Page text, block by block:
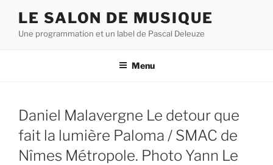
contenu
LE SALON DE MUSIQUE
Une programmation et un label de Pascal Deleuze
Menu
Daniel Malavergne Le detour que
fait la lumière Paloma / SMAC de
Nîmes Métropole. Photo Yann Le